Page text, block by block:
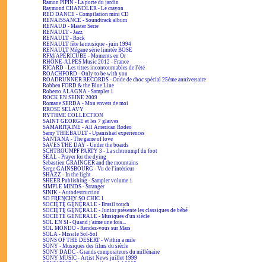
Ramon PIPIN - La porte du jardin
Raymond CHANDLER - Le crayon
RED DANCE - Compilation mini CD
RENAISSANCE - Soundtrack album
RENAUD - Master Serie
RENAULT - Jazz
RENAULT - Rock
RENAULT fête la musique - juin 1994
RENAULT Mégane série limitée BOSE
RFM/APÉRICUBE - Moments en Or
RHÔNE-ALPES Music 2012 - France
RICARD - Les titres incontournables de l'été
ROACHFORD - Only to be with you
ROADRUNNER RECORDS - Onde de choc spécial 25ème anniversaire
Robben FORD & the Blue Line
Roberto ALAGNA - Sampler 1
ROCK EN SEINE 2009
Romane SERDA - Mon envers de moi
RROSE SELAVY
RYTHME COLLECTION
SAINT GEORGE et les 7 glaives
SAMARITAINE - All American Rodeo
Samy THIÉBAULT - Upanishad experiences
SANTANA - The game of love
SAVES THE DAY - Under the boards
SCHTROUMPF PARTY 3 - La schtroumpf du foot
SEAL - Prayer for the dying
Sebastien GRAINGER and the mountains
Serge GAINSBOURG - Vu de l'intérieur
SHAZZ - In the light
SHEER Publishing - Sampler volume 1
SIMPLE MINDS - Stranger
SINIK - Autodestruction
SO FRENCHY SO CHIC 1
SOCIÉTÉ GÉNÉRALE - Brasil touch
SOCIÉTÉ GÉNÉRALE - Junior présente les classiques de bébé
SOCIÉTÉ GÉNÉRALE - Musiques d'un siècle
SOL EN SI - Quand j'aime une fois...
SOL MONDO - Rendez-vous sur Mars
SOLA - Missile Sol-Sol
SONS OF THE DESERT - Within a mile
SONY - Musiques des films du siècle
SONY DADC - Grands compositeurs du millénaire
SONY MUSIC - Artist News juillet 1999